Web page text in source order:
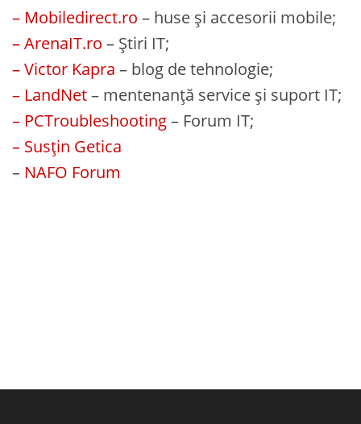
– Mobiledirect.ro – huse și accesorii mobile;
– ArenaIT.ro – Știri IT;
– Victor Kapra – blog de tehnologie;
– LandNet– mentenanță service și suport IT;
– PCTroubleshooting– Forum IT;
– Susțin Getica
– NAFO Forum